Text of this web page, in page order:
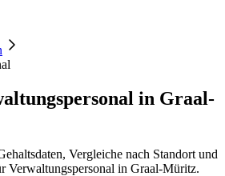
in Graal-
Vergleiche nach Standort und
Verwaltungspersonal in Graal-Müritz.